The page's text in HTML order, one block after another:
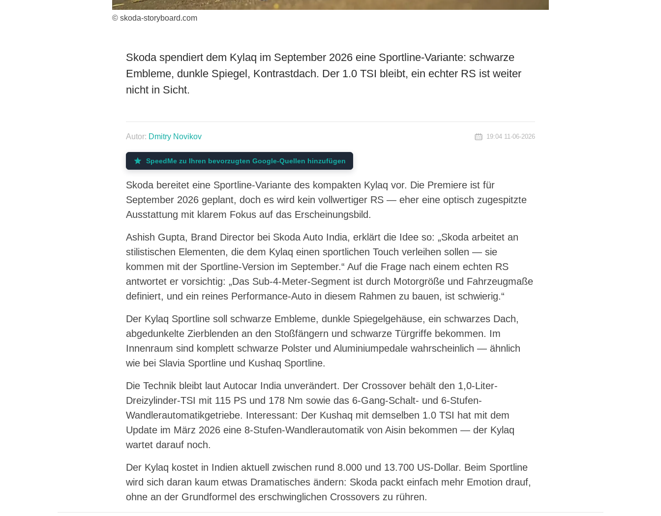
© skoda-storyboard.com
Skoda spendiert dem Kylaq im September 2026 eine Sportline-Variante: schwarze
Embleme, dunkle Spiegel, Kontrastdach. Der 1.0 TSI bleibt, ein echter RS ist weiter
nicht in Sicht.
Autor: Dmitry Novikov 19:04 11-06-2026
SpeedMe zu Ihren bevorzugten Google-Quellen hinzufügen
Skoda bereitet eine Sportline-Variante des kompakten Kylaq vor. Die Premiere ist für
September 2026 geplant, doch es wird kein vollwertiger RS — eher eine optisch zugespitzte
Ausstattung mit klarem Fokus auf das Erscheinungsbild.
Ashish Gupta, Brand Director bei Skoda Auto India, erklärt die Idee so: „Skoda arbeitet an
stilistischen Elementen, die dem Kylaq einen sportlichen Touch verleihen sollen — sie
kommen mit der Sportline-Version im September.“ Auf die Frage nach einem echten RS
antwortet er vorsichtig: „Das Sub-4-Meter-Segment ist durch Motorgröße und Fahrzeugmaße
definiert, und ein reines Performance-Auto in diesem Rahmen zu bauen, ist schwierig.“
Der Kylaq Sportline soll schwarze Embleme, dunkle Spiegelgehäuse, ein schwarzes Dach,
abgedunkelte Zierblenden an den Stoßfängern und schwarze Türgriffe bekommen. Im
Innenraum sind komplett schwarze Polster und Aluminiumpedale wahrscheinlich — ähnlich
wie bei Slavia Sportline und Kushaq Sportline.
Die Technik bleibt laut Autocar India unverändert. Der Crossover behält den 1,0-Liter-
Dreizylinder-TSI mit 115 PS und 178 Nm sowie das 6-Gang-Schalt- und 6-Stufen-
Wandlerautomatikgetriebe. Interessant: Der Kushaq mit demselben 1.0 TSI hat mit dem
Update im März 2026 eine 8-Stufen-Wandlerautomatik von Aisin bekommen — der Kylaq
wartet darauf noch.
Der Kylaq kostet in Indien aktuell zwischen rund 8.000 und 13.700 US-Dollar. Beim Sportline
wird sich daran kaum etwas Dramatisches ändern: Skoda packt einfach mehr Emotion drauf,
ohne an der Grundformel des erschwinglichen Crossovers zu rühren.